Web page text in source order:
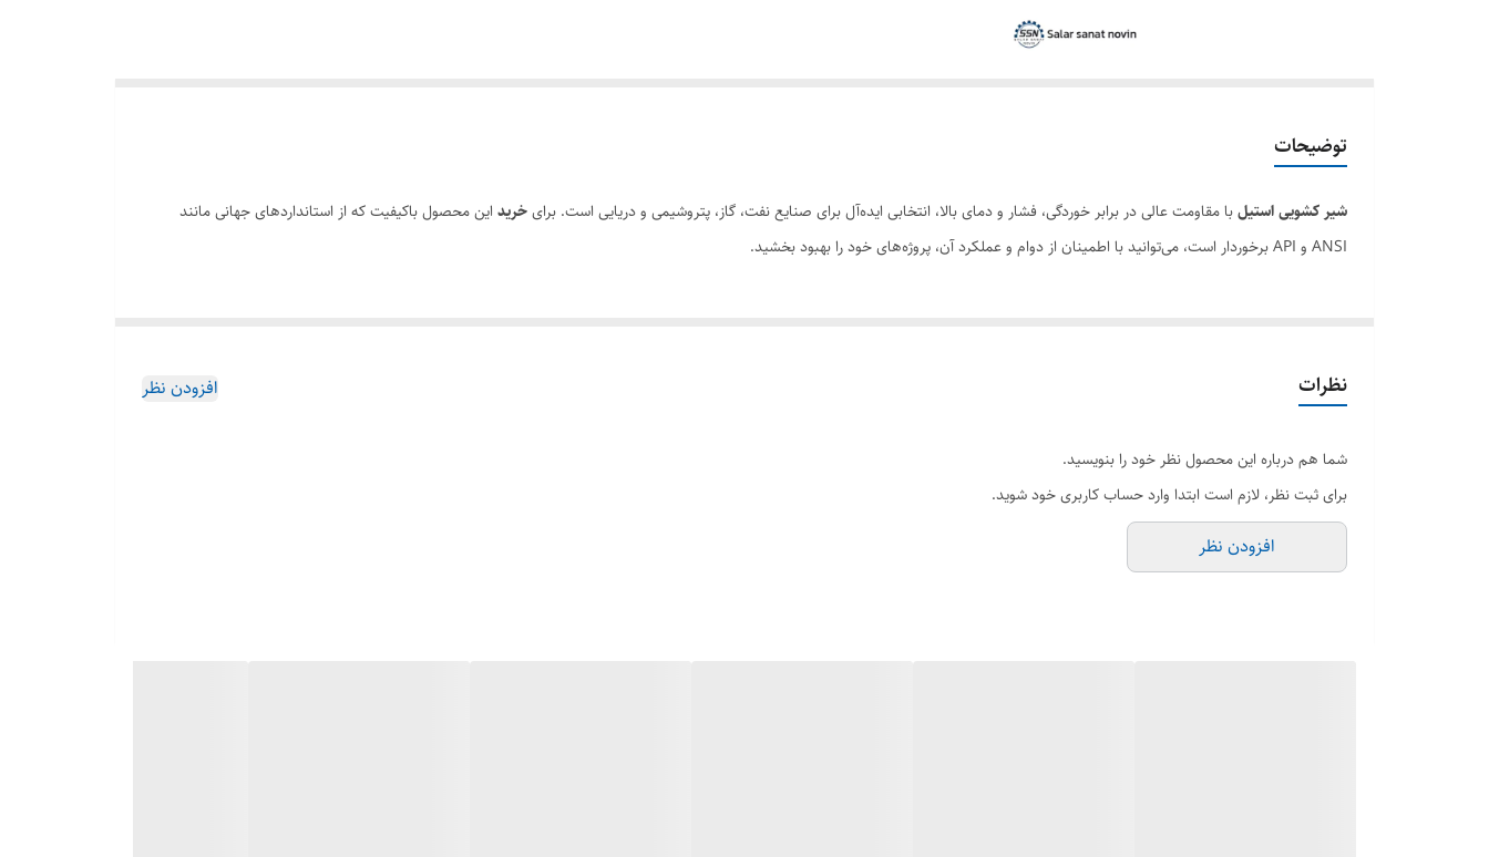
توضیحات
شیر کشویی استیلبا مقاومت عالی در برابر خوردگی، فشار و دمای بالا، انتخابی ایده‌آل برای صنایع نفت، گاز، پتروشیمی و دریایی است. برایخرید این محصول باکیفیت که از استانداردهای جهانی مانند
ANSI و API برخوردار است، می‌توانید با اطمینان از دوام و عملکرد آن، پروژه‌های خود را بهبود بخشید.
نظرات افزودن نظر
شما هم درباره این محصول نظر خود را بنویسید.
برای ثبت نظر، لازم است ابتدا وارد حساب کاربری خود شوید.
افزودن نظر